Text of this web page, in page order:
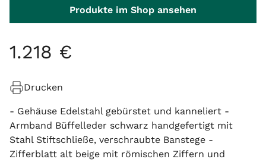
Produkte im Shop ansehen
1.218 €
Drucken
- Gehäuse Edelstahl gebürstet und kanneliert -
Armband Büffelleder schwarz handgefertigt mit
Stahl Stiftschließe, verschraubte Banstege -
Zifferblatt alt beige mit römischen Ziffern und